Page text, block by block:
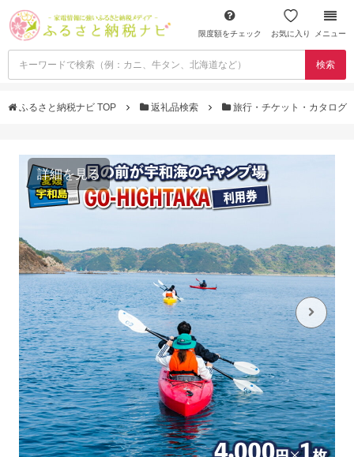
限度額をチェック お気に入り メニュー
検索
ふるさと納税ナビ TOP 返礼品検索 旅行・チケット・カタログ
詳細を見る